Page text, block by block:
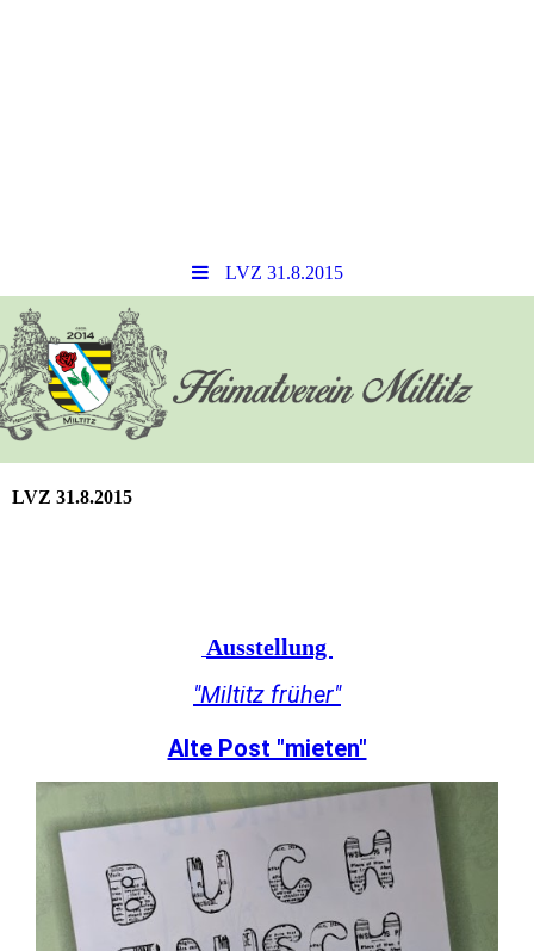
LVZ 31.8.2015
LVZ 31.8.2015
Ausstellung
"Miltitz früher"
Alte Post "mieten"